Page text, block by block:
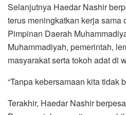
Selanjutnya Haedar Nashir
terus meningkatkan kerja sama
Pimpinan Daerah
Muhammadiyah, pemerintah,
masyarakat serta tokoh adat di
“Tanpa kebersamaan kita tidak
Terakhir, Haedar Nashir